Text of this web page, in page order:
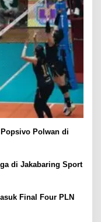
Polwan di
di Jakabaring Sport
Final Four PLN